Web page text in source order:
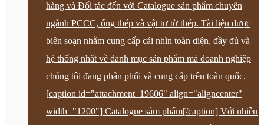
hàng và Đối tác đến với Catalogue sản phẩm chuyên
ngành PCCC, ống thép và vật tư từ thép. Tài liệu được
biên soạn nhằm cung cấp cái nhìn toàn diện, đầy đủ và
hệ thống nhất về danh mục sản phẩm mà doanh nghiệp
chúng tôi đang phân phối và cung cấp trên toàn quốc.
[caption id="attachment_19606" align="aligncenter"
width="1200"] Catalogue sảm phẩm[/caption] Với nhiều